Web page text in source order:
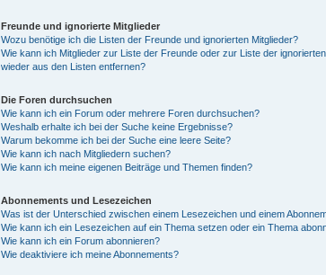
Freunde und ignorierte Mitglieder
Wozu benötige ich die Listen der Freunde und ignorierten Mitglieder?
Wie kann ich Mitglieder zur Liste der Freunde oder zur Liste der
wieder aus den Listen entfernen?
Die Foren durchsuchen
Wie kann ich ein Forum oder mehrere Foren durchsuchen?
Weshalb erhalte ich bei der Suche keine Ergebnisse?
Warum bekomme ich bei der Suche eine leere Seite?
Wie kann ich nach Mitgliedern suchen?
Wie kann ich meine eigenen Beiträge und Themen finden?
Abonnements und Lesezeichen
Was ist der Unterschied zwischen einem Lesezeichen und einem
Wie kann ich ein Lesezeichen auf ein Thema setzen oder ein Thema
Wie kann ich ein Forum abonnieren?
Wie deaktiviere ich meine Abonnements?